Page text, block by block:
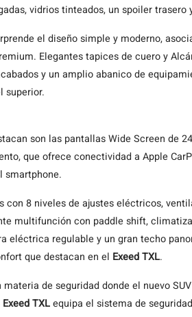
vidrios tinteados, un spoiler
el diseño simple y moderno,
Elegantes tapices de cuero y
y un amplio abanico de
superior.
son las pantallas Wide Screen de
que ofrece conectividad a Apple
smartphone.
con 8 niveles de ajustes eléctricos,
multifunción con paddle shift,
eléctrica regulable y un gran techo
que destacan en el Exeed TXL.
materia de seguridad donde el nuevo
Exeed TXLequipa el sistema de